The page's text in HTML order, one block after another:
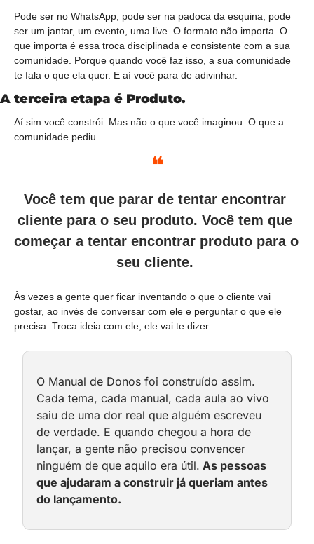
Pode ser no WhatsApp, pode ser na padoca da esquina, pode
ser um jantar, um evento, uma live. O formato não importa. O
que importa é essa troca disciplinada e consistente com a sua
comunidade. Porque quando você faz isso, a sua comunidade
te fala o que ela quer. E aí você para de adivinhar.
A terceira etapa é Produto.
Aí sim você constrói. Mas não o que você imaginou. O que a
comunidade pediu.
❝
Você tem que parar de tentar encontrar
cliente para o seu produto. Você tem que
começar a tentar encontrar produto para o
seu cliente.
Às vezes a gente quer ficar inventando o que o cliente vai
gostar, ao invés de conversar com ele e perguntar o que ele
precisa. Troca ideia com ele, ele vai te dizer.
O Manual de Donos foi construído assim.
Cada tema, cada manual, cada aula ao vivo
saiu de uma dor real que alguém escreveu
de verdade. E quando chegou a hora de
lançar, a gente não precisou convencer
ninguém de que aquilo era útil. As pessoas
que ajudaram a construir já queriam antes
do lançamento.